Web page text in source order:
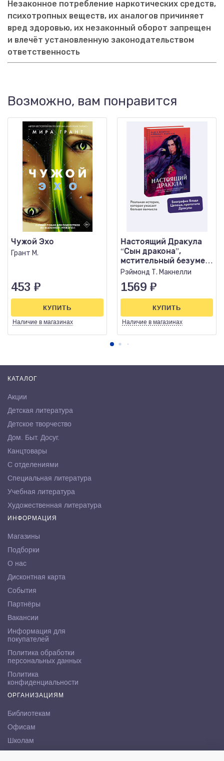
Незаконное потребление наркотических средств,
психотропных веществ, их аналогов причиняет
вред здоровью, их незаконный оборот запрещен
и влечёт установленную законодательством
ответственность
Возможно, вам понравится
Чужой Эхо
Грант М.
453 ₽
Наличие в магазинах
КУПИТЬ
Настоящий Дракула
“Сын дракона”,
мстительный безумец
и другие лица Влада
Рэймонд Т. Макнелли
1569 ₽
Наличие в магазинах
КУПИТЬ
КАТАЛОГ
Акции
Детская литература
Детское творчество
Дом. Быт. Досуг.
Канцтовары
С отделениями
Специальная литература
Учебная литература
Художественная литература
ИНФОРМАЦИЯ
Магазины
Подборки
О нас
Дисконтная карта
События
Партнёры
Вакансии
Информация для
покупателей
Политика обработки
персональных данных
Политика
конфиденциальности
ОРГАНИЗАЦИЯМ
Библиотекам
Офисам
Школам